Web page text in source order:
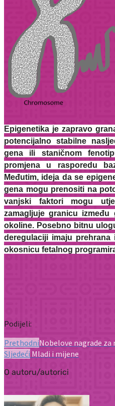
Epigenetika je zapravo
potencijalno stabilne
gena ili staničnom
promjena u rasporedu
Međutim, ideja da se
gena mogu prenositi na
vanjski faktori mogu
zamagljuje granicu
okoline. Posebno bitnu
deregulaciji imaju
okosnicu fetalnog
Podijeli:
PrethodniNobelove nagrade za
Sljedeći Mladi i mijene
O autoru/autorici